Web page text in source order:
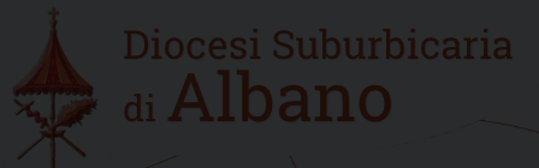
content
Home
new